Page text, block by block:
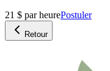
21 $ par heurePostuler
Retour